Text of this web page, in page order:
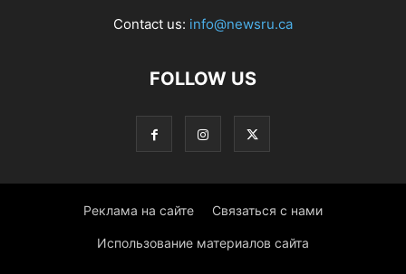
Contact us: info@newsru.ca
FOLLOW US
Реклама на сайте Связаться с нами
Использование материалов сайта